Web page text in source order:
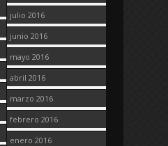
julio 2016
junio 2016
mayo 2016
abril 2016
marzo 2016
febrero 2016
enero 2016